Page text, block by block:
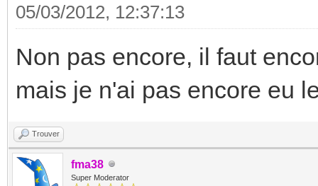
05/03/2012, 12:37:13
Non pas encore, il faut
mais je n'ai pas encore eu
Trouver
fma38
Super Moderator